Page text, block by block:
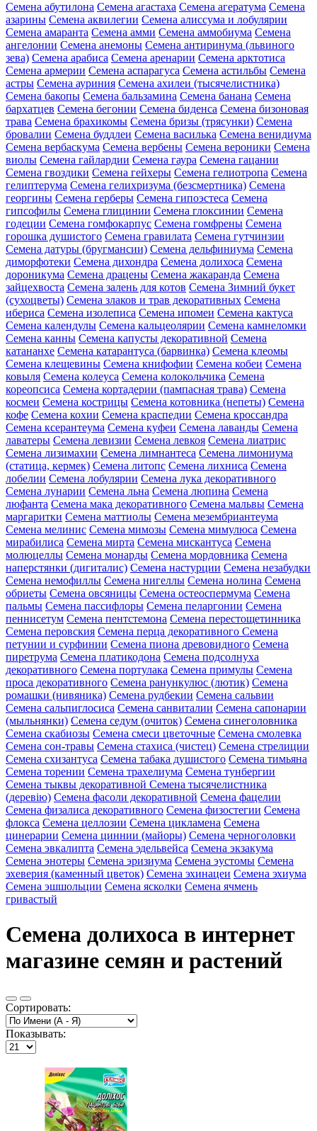
Семена абутилона Семена агастаха Семена агератума Семена
азарины Семена аквилегии Семена алиссума и лобулярии
Семена амаранта Семена амми Семена аммобиума Семена
ангелонии Семена анемоны Семена антиринума (львиного
зева) Семена арабиса Семена аренарии Семена арктотиса
Семена армерии Семена аспарагуса Семена астильбы Семена
астры Семена ауриния Семена ахилеи (тысячелистника)
Семена бакопы Семена бальзамина Семена банана Семена
бархатцев Семена бегонии Семена биденса Семена бизоновая
трава Семена брахикомы Семена бризы (трясунки) Семена
бровалии Семена буддлеи Семена василька Семена венидиума
Семена вербаскума Семена вербены Семена вероники Семена
виолы Семена гайлардии Семена гаура Семена гацании
Семена гвоздики Семена гейхеры Семена гелиотропа Семена
гелиптерума Семена гелихризума (безсмертника) Семена
георгины Семена герберы Семена гипоэстеса Семена
гипсофилы Семена глицинии Семена глоксинии Семена
годеции Семена гомфокарпус Семена гомфрены Семена
горошка душистого Семена гравилата Семена гутчинзии
Семена датуры (бругмансии) Семена дельфиниума Семена
диморфотеки Семена дихондра Семена долихоса Семена
дороникума Семена драцены Семена жакаранда Семена
зайцехвоста Семена залень для котов Семена Зимний букет
(сухоцветы) Семена злаков и трав декоративных Семена
ибериса Семена изолеписа Семена ипомеи Семена кактуса
Семена календулы Семена кальцеолярии Семена камнеломки
Семена канны Семена капусты декоративной Семена
катананхе Семена катарантуса (барвинка) Семена клеомы
Семена клещевины Семена книфофии Семена кобеи Семена
ковыля Семена колеуса Семена колокольчика Семена
кореопсиса Семена кортадерии (пампасная трава) Семена
космеи Семена кострицы Семена котовника (непеты) Семена
кофе Семена кохии Семена краспедии Семена кроссандра
Семена ксерантеума Семена куфеи Семена лаванды Семена
лаватеры Семена левизии Семена левкоя Семена лиатрис
Семена лизимахии Семена лимнантеса Семена лимониума
(статица, кермек) Семена литопс Семена лихниса Семена
лобелии Семена лобулярии Семена лука декоративного
Семена лунарии Семена льна Семена люпина Семена
люфанта Семена мака декоративного Семена мальвы Семена
маргаритки Семена маттиолы Семена мезембриантеума
Семена мелинис Семена мимозы Семена мимулюса Семена
мирабилиса Семена мирта Семена мискантуса Семена
молюцеллы Семена монарды Семена мордовника Семена
наперстянки (дигиталис) Семена настурции Семена незабудки
Семена немофиллы Семена нигеллы Семена нолина Семена
обриеты Семена овсяницы Семена остеоспермума Семена
пальмы Семена пассифлоры Семена пеларгонии Семена
пеннисетум Семена пентстемона Семена перестощетинника
Семена перовския Семена перца декоративного Семена
петунии и сурфинии Семена пиона древовидного Семена
пиретрума Семена платикодона Семена подсолнуха
декоративного Семена портулака Семена примулы Семена
проса декоративного Семена ранункулюс (лютик) Семена
ромашки (нивяника) Семена рудбекии Семена сальвии
Семена сальпиглосиса Семена санвиталии Семена сапонарии
(мыльнянки) Семена седум (очиток) Семена синеголовника
Семена скабиозы Семена смеси цветочные Семена смолевка
Семена сон-травы Семена стахиса (чистец) Семена стрелиции
Семена схизантуса Семена табака душистого Семена тимьяна
Семена торении Семена трахелиума Семена тунбергии
Семена тыквы декоративной Семена тысячелистника
(деревію) Семена фасоли декоративной Семена фацелии
Семена физалиса декоративного Семена физостегии Семена
флокса Семена целлозии Семена цикламена Семена
цинерарии Семена циннии (майоры) Семена черноголовки
Семена эвкалипта Семена эдельвейса Семена экзакума
Семена энотеры Семена эризиума Семена эустомы Семена
эхеверия (каменный цветок) Семена эхинацеи Семена эхиума
Семена эшшольции Семена ясколки Семена ячмень
гривастый
Семена долихоса в интернет
магазине семян и растений
Сортировать:
Показывать: